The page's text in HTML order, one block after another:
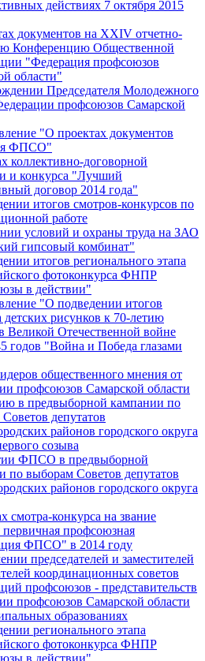
действиях 7 октября 2015
документов на XXIV отчетно-
Конференцию Общественной
"Федерация профсоюзов
области"
Председателя Молодежного
профсоюзов Самарской
"О проектах документов
ФПСО"
коллективно-договорной
и конкурса "Лучший
договор 2014 года"
итогов смотров-конкурсов по
работе
условий и охраны труда на ЗАО
гипсовый комбинат"
итогов регионального этапа
фотоконкурса ФНПР
в действии"
"О подведении итогов
детских рисунков к 70-летию
Великой Отечественной войне
годов "Война и Победа глазами
общественного мнения от
профсоюзов Самарской области
в предвыборной кампании по
депутатов
районов городского округа
созыва
ФПСО в предвыборной
по выборам Советов депутатов
районов городского округа
смотра-конкурса на звание
профсоюзная
ФПСО" в 2014 году
председателей и заместителей
координационных советов
профсоюзов - представительств
профсоюзов Самарской области
образованиях
регионального этапа
фотоконкурса ФНПР
в действии"